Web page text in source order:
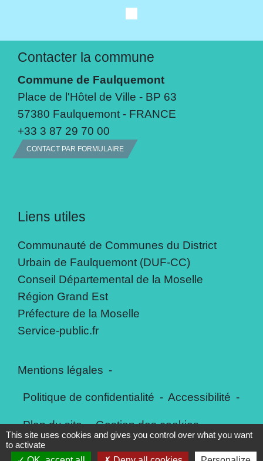
Contacter la commune
Commune de Faulquemont
Place de l'Hôtel de Ville - BP 63
57380 Faulquemont - FRANCE
+33 3 87 29 70 00
CONTACT PAR FORMULAIRE
Liens utiles
Communauté de Communes du District
Urbain de Faulquemont (DUF-CC)
Conseil Départemental de la Moselle
Région Grand Est
Préfecture de la Moselle
Service-public.fr
Mentions légales -
Politique de confidentialité - Accessibilité -
Plan du site - Gestion des cookies
This site uses cookies and gives you control over what you want
to activate